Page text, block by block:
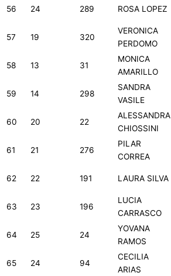
56 24 289 ROSA LOPEZ
57 19 320
VERONICA
PERDOMO
58 13 31
MONICA
AMARILLO
59 14 298
SANDRA
VASILE
60 20 22
ALESSANDRA
CHIOSSINI
61 21 276
PILAR
CORREA
62 22 191 LAURA SILVA
63 23 196
LUCIA
CARRASCO
64 25 24
YOVANA
RAMOS
65 24 94
CECILIA
ARIAS